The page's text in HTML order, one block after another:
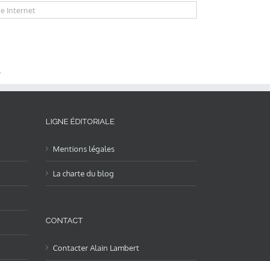
LIGNE ÉDITORIALE
Mentions légales
La charte du blog
CONTACT
Contacter Alain Lambert